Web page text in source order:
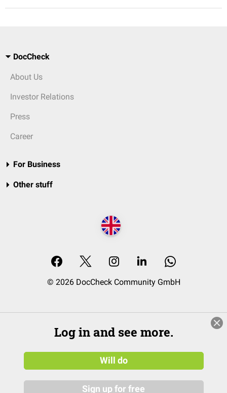
DocCheck
About Us
Investor Relations
Press
Career
For Business
Other stuff
© 2026 DocCheck Community GmbH
Log in and see more.
Will do
Sign up for free